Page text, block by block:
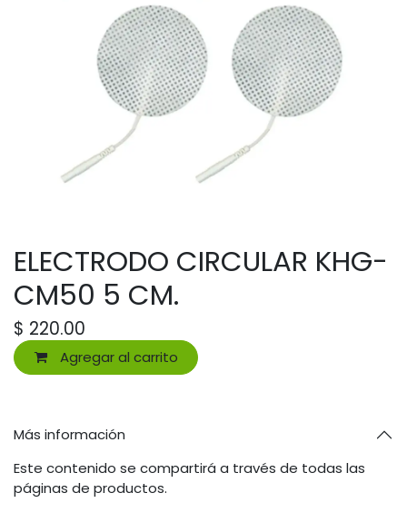
ELECTRODO CIRCULAR KHG-
CM50 5 CM.
$ 220.00
Agregar al carrito
Más información
Este contenido se compartirá a través de todas las
páginas de productos.